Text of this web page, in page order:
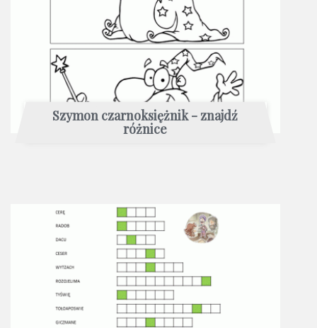
Szymon czarnoksiężnik - znajdź
różnice